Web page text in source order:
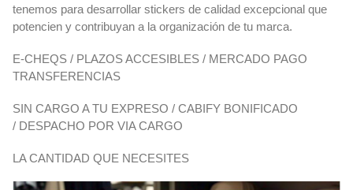
tenemos para desarrollar stickers de calidad excepcional que
potencien y contribuyan a la organización de tu marca.
E-CHEQS / PLAZOS ACCESIBLES / MERCADO PAGO
TRANSFERENCIAS
SIN CARGO A TU EXPRESO / CABIFY BONIFICADO
/ DESPACHO POR VIA CARGO
LA CANTIDAD QUE NECESITES